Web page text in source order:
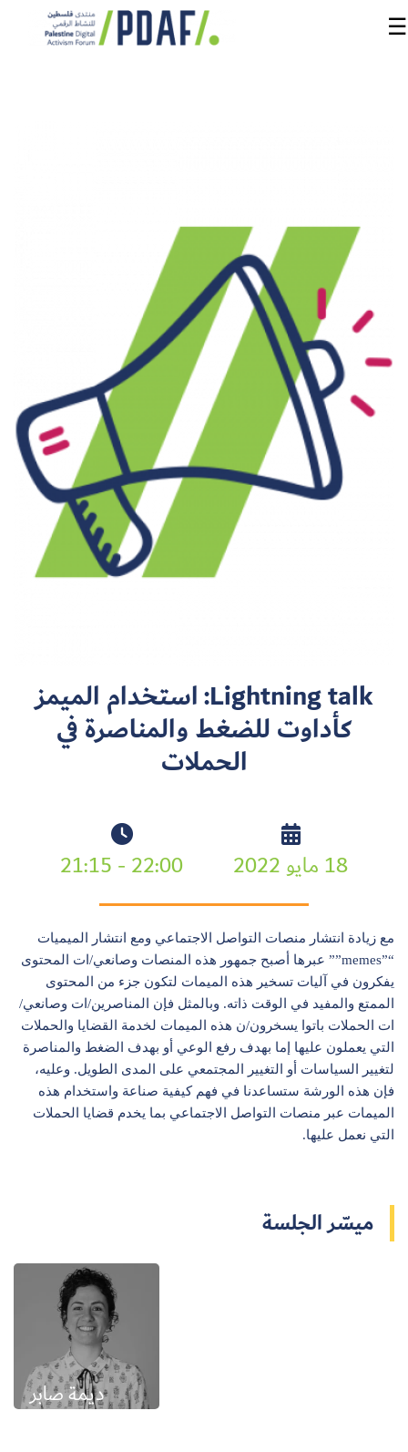
ومتحدثون
سنوات
☰
Lightning talk: استخدام الميمز
كأداوت للضغط والمناصرة في
الحملات
18 مايو 2022 22:00 - 21:15
مع زيادة انتشار منصات التواصل الاجتماعي ومع انتشار الميميات
“”memes”” عبرها أصبح جمهور هذه المنصات وصانعي/ات المحتوى
يفكرون في آليات تسخير هذه الميمات لتكون جزء من المحتوى
الممتع والمفيد في الوقت ذاته. وبالمثل فإن المناصرين/ات وصانعي/
ات الحملات باتوا يسخرون/ن هذه الميمات لخدمة القضايا والحملات
التي يعملون عليها إما بهدف رفع الوعي أو بهدف الضغط والمناصرة
لتغيير السياسات أو التغيير المجتمعي على المدى الطويل. وعليه،
فإن هذه الورشة ستساعدنا في فهم كيفية صناعة واستخدام هذه
الميمات عبر منصات التواصل الاجتماعي بما يخدم قضايا الحملات
التي نعمل عليها.
ميسّر الجلسة
ديمة صابر